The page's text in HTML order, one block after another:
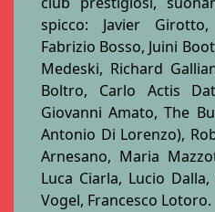
spicco: Javier
Fabrizio Bosso, Juini
Medeski, Richard
Boltro, Carlo Actis
Giovanni Amato, The
Antonio Di Lorenzo),
Arnesano, Maria
Luca Ciarla, Lucio
Vogel, Francesco Lotoro.